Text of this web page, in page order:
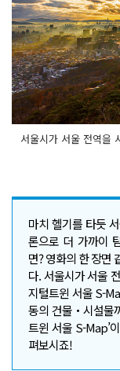
서울시가 서울 전역을
마치 헬기를 타듯
론으로 더 가까이
면? 영화의 한 장면
다. 서울시가 서울
지털트윈 서울 S-
동의 건물‧시설물
트윈 서울 S-Map’
펴보시죠!